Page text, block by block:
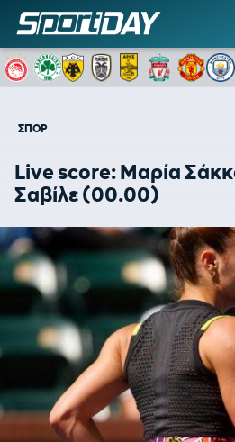
ΣΠΟΡ
Live score: Μαρία
Σαβίλε (00.00)